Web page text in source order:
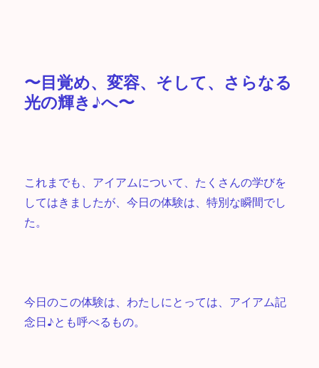
〜目覚め、変容、そして、さらなる
光の輝き♪へ〜
これまでも、アイアムについて、たくさんの学びを
してはきましたが、今日の体験は、特別な瞬間でし
た。
今日のこの体験は、わたしにとっては、アイアム記
念日♪とも呼べるもの。